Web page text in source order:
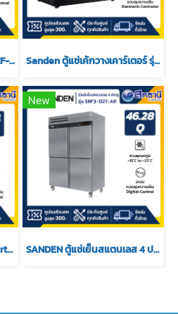
Sanden ตู้แช่แข็งฝาทึบ รุ่น SCF-0765 ขนาด 26.5 Q Sanden ตู้แช่เค้กวางเคาร์เตอร์ รุ่น SKR-0070 ขนาด 3.5Q สีดำ 2 ชั้นวาง
Sanden ตู้แช่เย็น 3 ประตู Inverter รุ่น YEM-1605i ขนาด 42.4Q สีขาว
New
SANDEN ตู้แช่เย็นสแตนเลส 4 ประตู แช่แข็ง รุ่น SRF3-1327-AR ขนาด 46.28 Q